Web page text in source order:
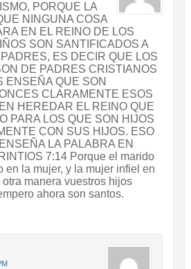
PORQUE LA
NINGUNA COSA
EN EL REINO DE LOS
SON SANTIFICADOS A
ES DECIR QUE LOS
DE PADRES CRISTIANOS
ENSEÑA QUE SON
CLARAMENTE ESOS
HEREDAR EL REINO QUE
PARA LOS QUE SON HIJOS
CON SUS HIJOS. ESO
LA PALABRA EN
7:14 Porque el marido
en la mujer, y la mujer infiel en
manera vuestros hijos
ahora son santos.